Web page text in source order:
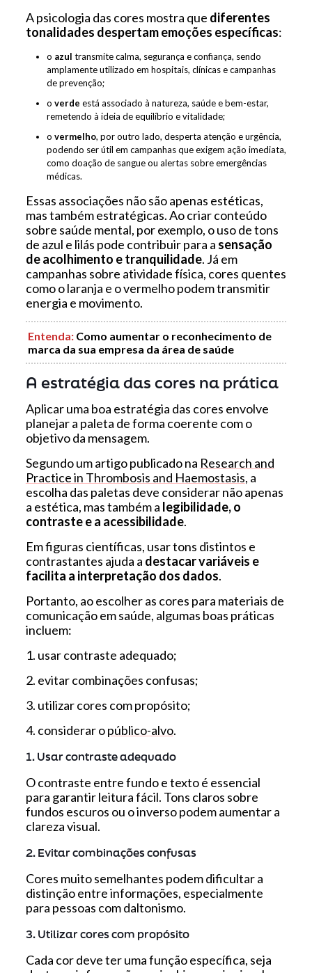
A psicologia das cores mostra que diferentes
tonalidades despertam emoções específicas:
o azul transmite calma, segurança e confiança, sendo
amplamente utilizado em hospitais, clínicas e campanhas
de prevenção;
o verde está associado à natureza, saúde e bem-estar,
remetendo à ideia de equilíbrio e vitalidade;
o vermelho, por outro lado, desperta atenção e urgência,
podendo ser útil em campanhas que exigem ação imediata,
como doação de sangue ou alertas sobre emergências
médicas.
Essas associações não são apenas estéticas,
mas também estratégicas. Ao criar conteúdo
sobre saúde mental, por exemplo, o uso de tons
de azul e lilás pode contribuir para a sensação
de acolhimento e tranquilidade. Já em
campanhas sobre atividade física, cores quentes
como o laranja e o vermelho podem transmitir
energia e movimento.
Entenda: Como aumentar o reconhecimento de
marca da sua empresa da área de saúde
A estratégia das cores na prática
Aplicar uma boa estratégia das cores envolve
planejar a paleta de forma coerente com o
objetivo da mensagem.
Segundo um artigo publicado na Research and
Practice in Thrombosis and Haemostasis, a
escolha das paletas deve considerar não apenas
a estética, mas também a legibilidade, o
contraste e a acessibilidade.
Em figuras científicas, usar tons distintos e
contrastantes ajuda a destacar variáveis e
facilita a interpretação dos dados.
Portanto, ao escolher as cores para materiais de
comunicação em saúde, algumas boas práticas
incluem:
1. usar contraste adequado;
2. evitar combinações confusas;
3. utilizar cores com propósito;
4. considerar opúblico-alvo.
1. Usar contraste adequado
O contraste entre fundo e texto é essencial
para garantir leitura fácil. Tons claros sobre
fundos escuros ou o inverso podem aumentar a
clareza visual.
2. Evitar combinações confusas
Cores muito semelhantes podem dificultar a
distinção entre informações, especialmente
para pessoas com daltonismo.
3. Utilizar cores com propósito
Cada cor deve ter uma função específica, seja